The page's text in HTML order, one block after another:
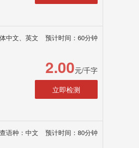
中文、英文 预计时间：60分钟
2.00元/千字
立即检测
语种：中文 预计时间：80分钟